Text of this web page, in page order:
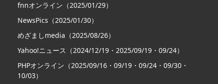
fnnオンライン（2025/01/29）
NewsPics（2025/01/30）
めざましmedia（2025/08/26）
Yahoo!ニュース（2024/12/19・2025/09/19・09/24）
PHPオンライン（2025/09/16・09/19・09/24・09/30・
10/03）